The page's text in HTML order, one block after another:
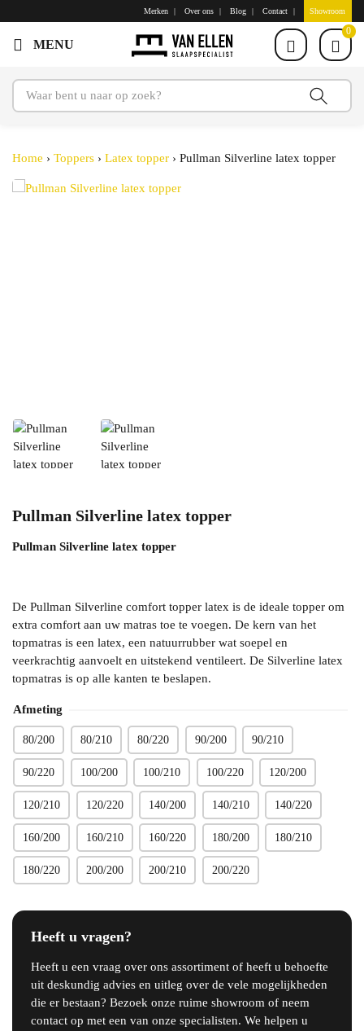
Merken Over ons Blog Contact Showroom
0
Home › Toppers › Latex topper › Pullman Silverline latex topper
Pullman Silverline latex topper
Pullman Silverline latex topper
De Pullman Silverline comfort topper latex is de ideale topper om
extra comfort aan uw matras toe te voegen. De kern van het
topmatras is een latex, een natuurrubber wat soepel en
veerkrachtig aanvoelt en uitstekend ventileert. De Silverline latex
topmatras is op alle kanten te beslapen.
Afmeting
80/200 80/210 80/220 90/200 90/210
90/220 100/200 100/210 100/220 120/200
120/210 120/220 140/200 140/210 140/220
160/200 160/210 160/220 180/200 180/210
180/220 200/200 200/210 200/220
Heeft u vragen?
Heeft u een vraag over ons assortiment of heeft u behoefte
uit deskundig advies en uitleg over de vele mogelijkheden
die er bestaan? Bezoek onze ruime showroom of neem
contact op met een van onze specialisten. We helpen u